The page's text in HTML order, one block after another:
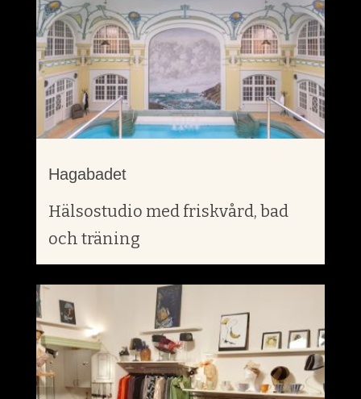
Hagabadet
Hälsostudio med friskvård, bad
och träning